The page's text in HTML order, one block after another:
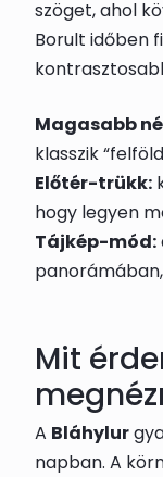
szöget, ahol
Borult időben
Magasabb
klasszik
Előtér-trükk:
hogy legyen
Tájkép-mód:
Mit
A Bláhylur
napban. A